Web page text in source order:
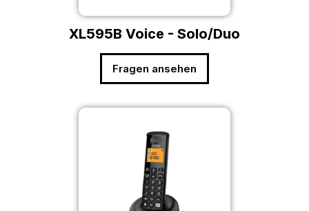
XL595B Voice - Solo/Duo
Fragen ansehen